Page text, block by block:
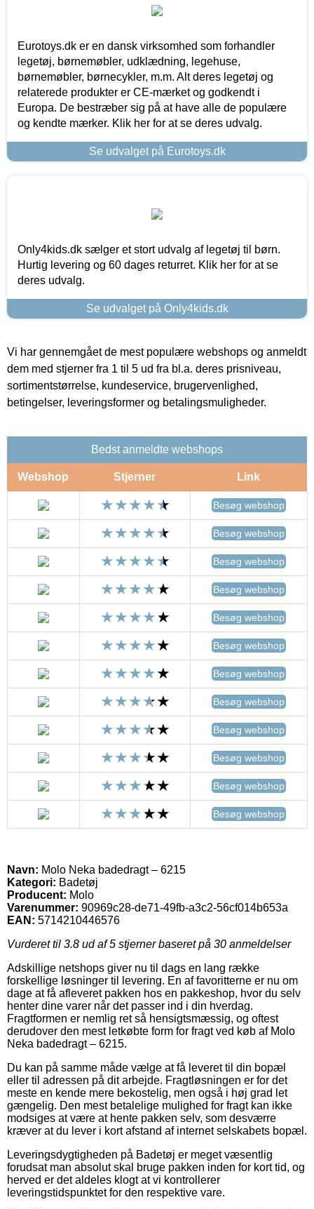
Eurotoys.dk er en dansk virksomhed som forhandler
legetøj, børnemøbler, udklædning, legehuse,
børnemøbler, børnecykler, m.m. Alt deres legetøj og
relaterede produkter er CE-mærket og godkendt i
Europa. De bestræber sig på at have alle de populære
og kendte mærker. Klik her for at se deres udvalg.
Se udvalget på Eurotoys.dk
Only4kids.dk sælger et stort udvalg af legetøj til børn.
Hurtig levering og 60 dages returret. Klik her for at se
deres udvalg.
Se udvalget på Only4kids.dk
Vi har gennemgået de mest populære webshops og anmeldt
dem med stjerner fra 1 til 5 ud fra bl.a. deres prisniveau,
sortimentstørrelse, kundeservice, brugervenlighed,
betingelser, leveringsformer og betalingsmuligheder.
Bedst anmeldte webshops
Webshop Stjerner Link
Besøg webshop
Besøg webshop
Besøg webshop
Besøg webshop
Besøg webshop
Besøg webshop
Besøg webshop
Besøg webshop
Besøg webshop
Besøg webshop
Besøg webshop
Besøg webshop
Navn: Molo Neka badedragt – 6215
Kategori: Badetøj
Producent: Molo
Varenummer: 90969c28-de71-49fb-a3c2-56cf014b653a
EAN: 5714210446576
Vurderet til 3.8 ud af 5 stjerner baseret på 30 anmeldelser
Adskillige netshops giver nu til dags en lang række
forskellige løsninger til levering. En af favoritterne er nu om
dage at få afleveret pakken hos en pakkeshop, hvor du selv
henter dine varer når det passer ind i din hverdag.
Fragtformen er nemlig ret så hensigtsmæssig, og oftest
derudover den mest letkøbte form for fragt ved køb af Molo
Neka badedragt – 6215.
Du kan på samme måde vælge at få leveret til din bopæl
eller til adressen på dit arbejde. Fragtløsningen er for det
meste en kende mere bekostelig, men også i høj grad let
gængelig. Den mest betalelige mulighed for fragt kan ikke
modsiges at være at hente pakken selv, som desværre
kræver at du lever i kort afstand af internet selskabets bopæl.
Leveringsdygtigheden på Badetøj er meget væsentlig
forudsat man absolut skal bruge pakken inden for kort tid, og
herved er det aldeles klogt at vi kontrollerer
leveringstidspunktet for den respektive vare.